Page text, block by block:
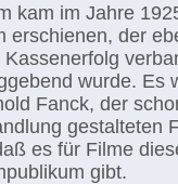
kam im Jahre
erschienen, der
wurde. Es
Fanck, der
gestalteten
es für Filme
gibt.